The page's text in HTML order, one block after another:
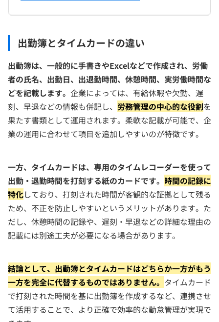
出勤簿とタイムカードの違い
出勤簿は、一般的に手書きやExcelなどで作成され、労働
者の氏名、出勤日、出退勤時間、休憩時間、実労働時間な
どを記載します。 企業によっては、有給休暇や欠勤、遅
刻、早退などの情報も併記し、 労務管理の中心的な役割を
果たす書類として運用されます。柔軟な記載が可能で、企
業の運用に合わせて項目を追加しやすいのが特徴です。
一方、タイムカードは、専用のタイムレコーダーを使って
出勤・退勤時間を打刻する紙のカードです。 時間の記録に
特化しており、打刻された時間が客観的な証拠として残る
ため、不正を防止しやすいというメリットがあります。た
だし、休憩時間の記録や、遅刻・早退などの詳細な理由の
記載には別途工夫が必要になる場合があります。
結論として、出勤簿とタイムカードはどちらか一方がもう
一方を完全に代替するものではありません。 タイムカード
で打刻された時間を基に出勤簿を作成するなど、連携させ
て活用することで、より正確で効率的な勤怠管理が実現で